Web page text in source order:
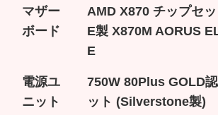
マザー
ボード
AMD X870 チップセ
E製 X870M AORUS
E
電源ユ
ニット
750W 80Plus GOLD
ット (Silverstone製)